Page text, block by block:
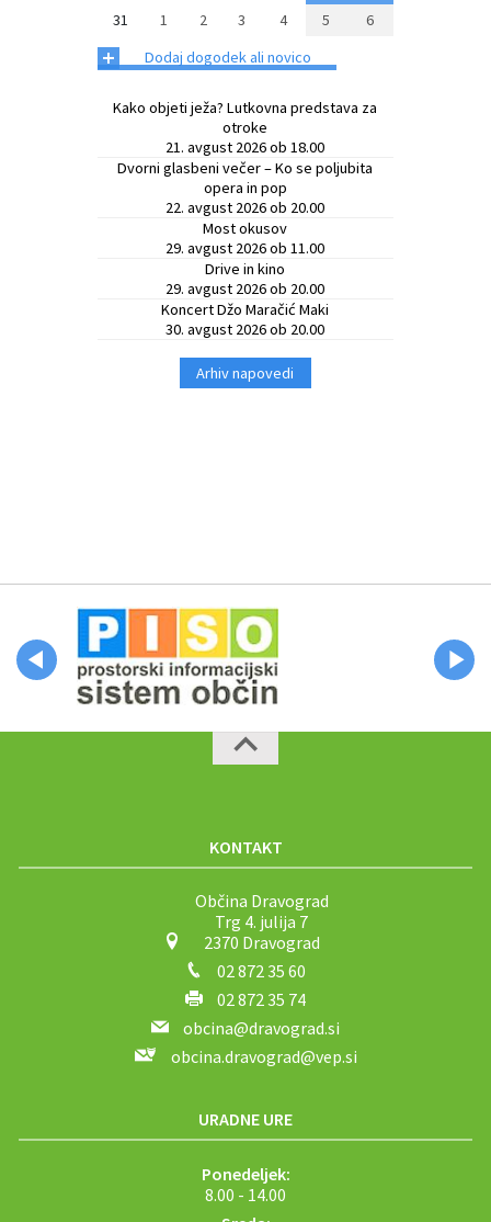
31
1 2 3 4 5 6
+ Dodaj dogodek ali novico
Kako objeti ježa? Lutkovna predstava za
otroke
21. avgust 2026 ob 18.00
Dvorni glasbeni večer – Ko se poljubita
opera in pop
22. avgust 2026 ob 20.00
Most okusov
29. avgust 2026 ob 11.00
Drive in kino
29. avgust 2026 ob 20.00
Koncert Džo Maračić Maki
30. avgust 2026 ob 20.00
Arhiv napovedi
KONTAKT
Občina Dravograd
Trg 4. julija 7
2370 Dravograd
02 872 35 60
02 872 35 74
obcina@dravograd.si
obcina.dravograd@vep.si
URADNE URE
Ponedeljek:
8.00 - 14.00